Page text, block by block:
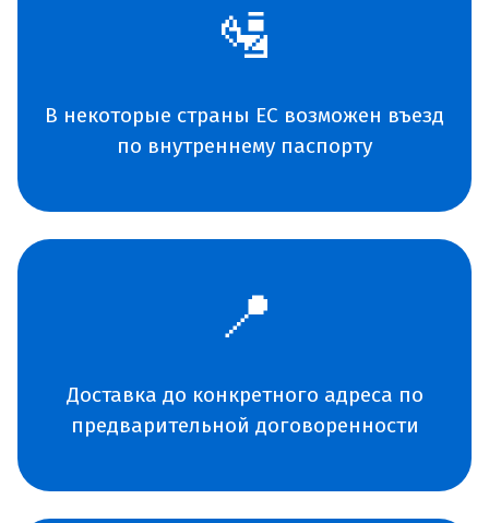
🛂
В некоторые страны ЕС возможен въезд
по внутреннему паспорту
📍
Доставка до конкретного адреса по
предварительной договоренности